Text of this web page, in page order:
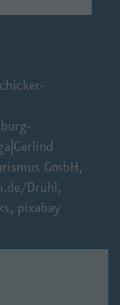
GmbH,
Drühl,
pixabay